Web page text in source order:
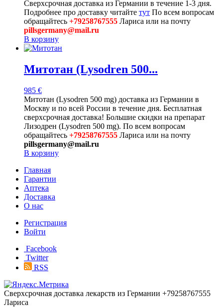
Сверхсрочная доставка из Германии в течение 1-3 дня.
Подробнее про доставку читайте тут По всем вопросам
обращайтесь +79258767555 Лариса или на почту
pillsgermany@mail.ru
В корзину
Митотан (Lysodren 500...
985 €
Митотан (Lysodren 500 mg) доставка из Германии в
Москву и по всей России в течение дня. Бесплатная
сверхсрочная доставка! Большие скидки на препарат
Лизодрен (Lysodren 500 mg). По всем вопросам
обращайтесь +79258767555 Лариса или на почту
pillsgermany@mail.ru
В корзину
Главная
Гарантии
Аптека
Доставка
О нас
Регистрация
Войти
Facebook
Twitter
RSS
Сверхсрочная доставка лекарств из Германии +79258767555
Лариса